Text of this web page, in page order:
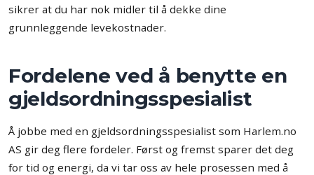
sikrer at du har nok midler til å dekke dine
grunnleggende levekostnader.
Fordelene ved å benytte en
gjeldsordningsspesialist
Å jobbe med en gjeldsordningsspesialist som Harlem.no
AS gir deg flere fordeler. Først og fremst sparer det deg
for tid og energi, da vi tar oss av hele prosessen med å